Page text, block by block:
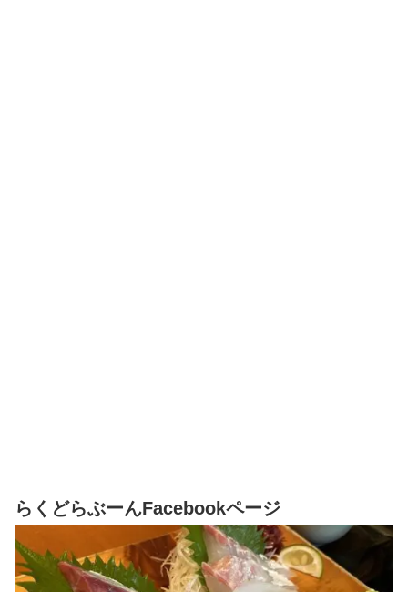
らくどらぶーんFacebookページ